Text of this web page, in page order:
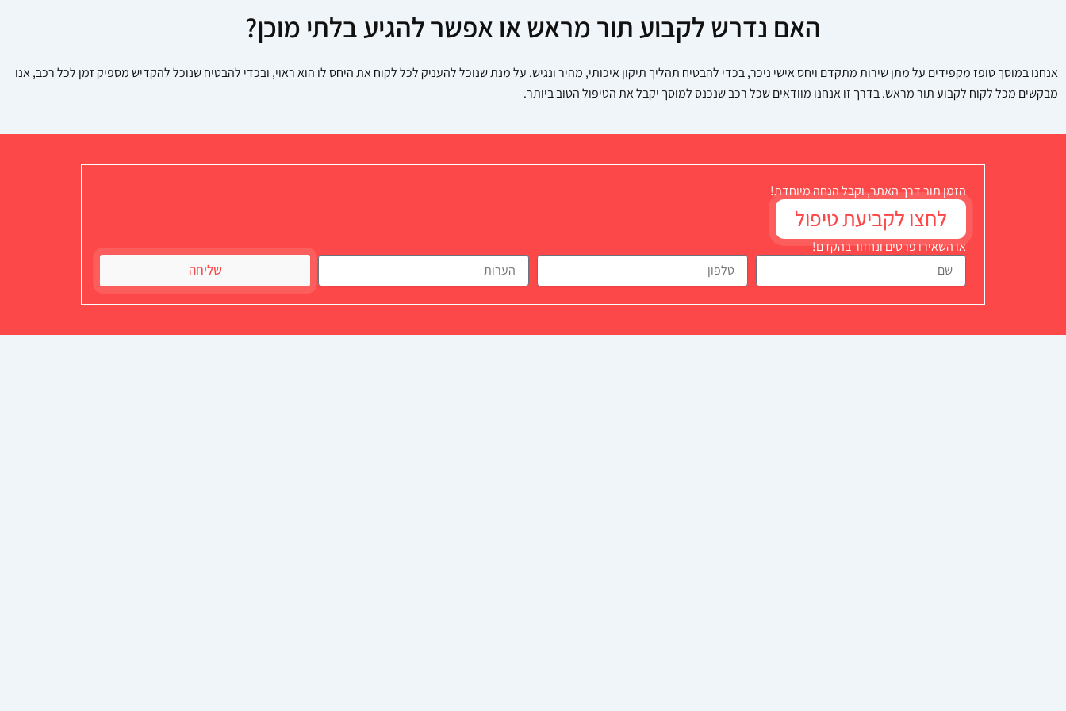
האם נדרש לקבוע תור מראש או אפשר להגיע בלתי מוכן?
אנחנו במוסך טופז מקפידים על מתן שירות מתקדם ויחס אישי ניכר, בכדי להבטיח תהליך תיקון איכותי, מהיר ונגיש. על מנת שנוכל להעניק לכל לקוח את היחס לו הוא ראוי, ובכדי להבטיח שנוכל להקדיש מספיק זמן לכל רכב, אנו
מבקשים מכל לקוח לקבוע תור מראש. בדרך זו אנחנו מוודאים שכל רכב שנכנס למוסך יקבל את הטיפול הטוב ביותר.
הזמן תור דרך האתר, וקבל הנחה מיוחדת!
לחצו לקביעת טיפול
או השאירו פרטים ונחזור בהקדם!
שליחה